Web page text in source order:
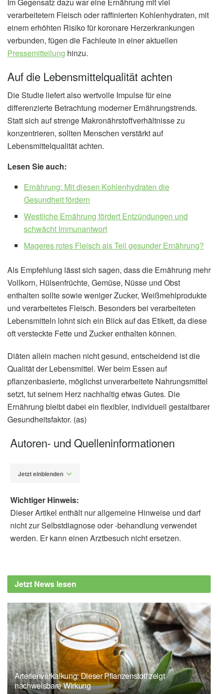
Im Gegensatz dazu war eine Ernährung mit viel
verarbeitetem Fleisch oder raffinierten Kohlenhydraten, mit
einem erhöhten Risiko für koronare Herzerkrankungen
verbunden, fügen die Fachleute in einer aktuellen
Pressemitteilung hinzu.
Auf die Lebensmittelqualität achten
Die Studie liefert also wertvolle Impulse für eine
differenzierte Betrachtung moderner Ernährungstrends.
Statt sich auf strenge Makronährstoffverhältnisse zu
konzentrieren, sollten Menschen verstärkt auf
Lebensmittelqualität achten.
Lesen Sie auch:
Ernährung: Mit diesen Kohlenhydraten die
Gesundheit fördern
Westliche Ernährung fördert Entzündungen und
schwächt Immunantwort
Mageres rotes Fleisch als Teil gesunder Ernährung?
Als Empfehlung lässt sich sagen, dass die Ernährung mehr
Vollkorn, Hülsenfrüchte, Gemüse, Nüsse und Obst
enthalten sollte sowie weniger Zucker, Weißmehlprodukte
und verarbeitetes Fleisch. Besonders bei verarbeiteten
Lebensmitteln lohnt sich ein Blick auf das Etikett, da diese
oft versteckte Fette und Zucker enthalten können.
Diäten allein machen nicht gesund, entscheidend ist die
Qualität der Lebensmittel. Wer beim Essen auf
pflanzenbasierte, möglichst unverarbeitete Nahrungsmittel
setzt, tut seinem Herz nachhaltig etwas Gutes. Die
Ernährung bleibt dabei ein flexibler, individuell gestaltbarer
Gesundheitsfaktor. (as)
Autoren- und Quelleninformationen
Jetzt einblenden
health, food quality matters more than cutting
carbs or fat (veröffentlicht 01.06.2025),
Wichtiger Hinweis:
Dieser Artikel enthält nur allgemeine Hinweise und darf
nicht zur Selbstdiagnose oder -behandlung verwendet
werden. Er kann einen Arztbesuch nicht ersetzen.
Jetzt News lesen
Arterienverkalkung: Dieser Pflanzenstoff zeigt
nachweisbare Wirkung